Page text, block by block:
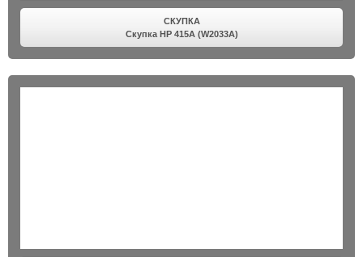
СКУПКА
Скупка HP 415A (W2033A)